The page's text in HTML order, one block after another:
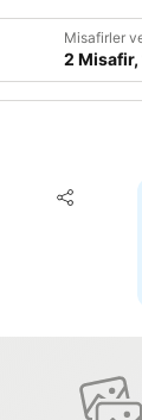
Misafirler
2 Misafir,
Paylaş